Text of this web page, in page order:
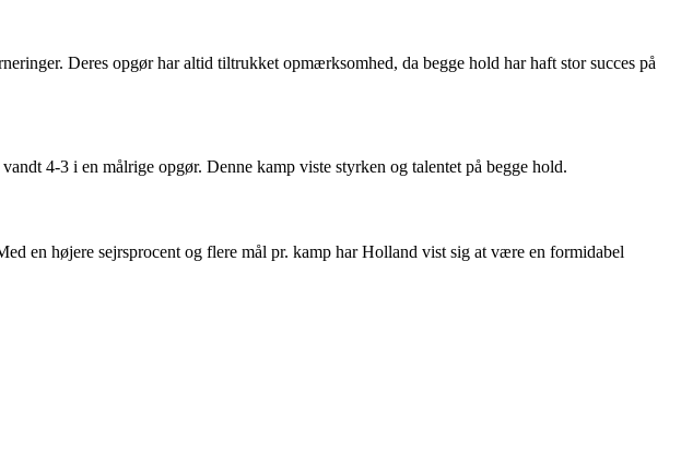
Deres opgør har altid tiltrukket opmærksomhed, da begge hold har haft stor succes på
4-3 i en målrige opgør. Denne kamp viste styrken og talentet på begge hold.
en højere sejrsprocent og flere mål pr. kamp har Holland vist sig at være en formidabel